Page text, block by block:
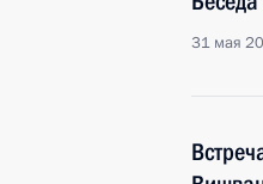
31 мая